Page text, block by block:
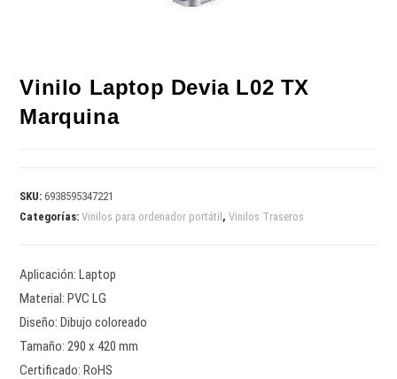
Vinilo Laptop Devia L02 TX
Marquina
SKU:6938595347221
Categorías:Vinilos para ordenador portátil ,Vinilos Traseros
Aplicación: Laptop
Material: PVC LG
Diseño: Dibujo coloreado
Tamaño: 290 x 420 mm
Certificado: RoHS